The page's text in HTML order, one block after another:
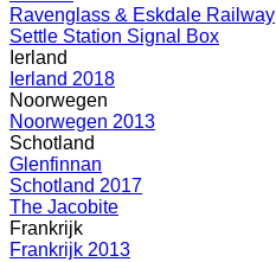
Ravenglass & Eskdale Railway
Settle Station Signal Box
Ierland
Ierland 2018
Noorwegen
Noorwegen 2013
Schotland
Glenfinnan
Schotland 2017
The Jacobite
Frankrijk
Frankrijk 2013